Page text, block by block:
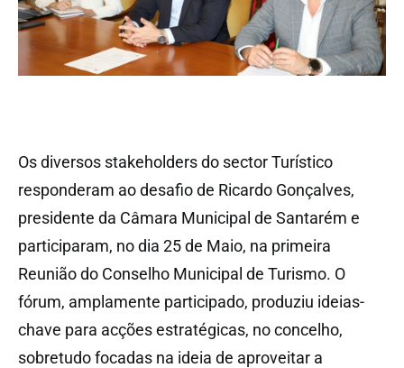
Os diversos stakeholders do sector Turístico
responderam ao desafio de Ricardo Gonçalves,
presidente da Câmara Municipal de Santarém e
participaram, no dia 25 de Maio, na primeira
Reunião do Conselho Municipal de Turismo. O
fórum, amplamente participado, produziu ideias-
chave para acções estratégicas, no concelho,
sobretudo focadas na ideia de aproveitar a